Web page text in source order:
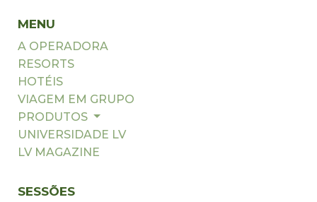
MENU
A OPERADORA
RESORTS
HOTÉIS
VIAGEM EM GRUPO
PRODUTOS
UNIVERSIDADE LV
LV MAGAZINE
SESSÕES